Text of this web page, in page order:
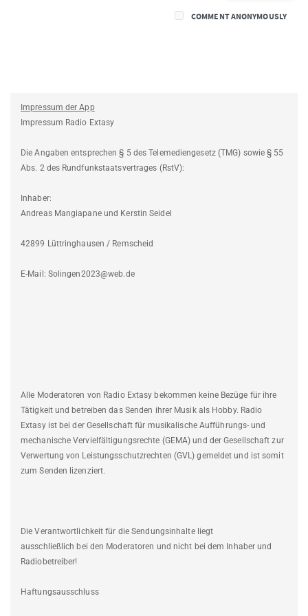
COMMENT ANONYMOUSLY
Impressum der App
Impressum Radio Extasy
Die Angaben entsprechen § 5 des Telemediengesetz (TMG) sowie § 55
Abs. 2 des Rundfunkstaatsvertrages (RstV):
Inhaber:
Andreas Mangiapane und Kerstin Seidel
42899 Lüttringhausen / Remscheid
E-Mail: Solingen2023@web.de
Alle Moderatoren von Radio Extasy bekommen keine Bezüge für ihre
Tätigkeit und betreiben das Senden ihrer Musik als Hobby. Radio
Extasy ist bei der Gesellschaft für musikalische Aufführungs- und
mechanische Vervielfältigungsrechte (GEMA) und der Gesellschaft zur
Verwertung von Leistungsschutzrechten (GVL) gemeldet und ist somit
zum Senden lizenziert.
Die Verantwortlichkeit für die Sendungsinhalte liegt
ausschließlich bei den Moderatoren und nicht bei dem Inhaber und
Radiobetreiber!
Haftungsausschluss